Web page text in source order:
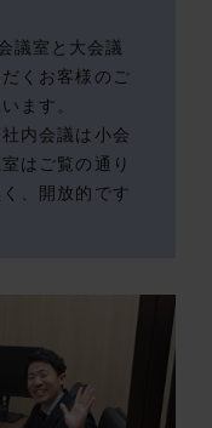
議室と大会議
くお客様のご
ます。
内会議は小会
はご覧の通り
、開放的です